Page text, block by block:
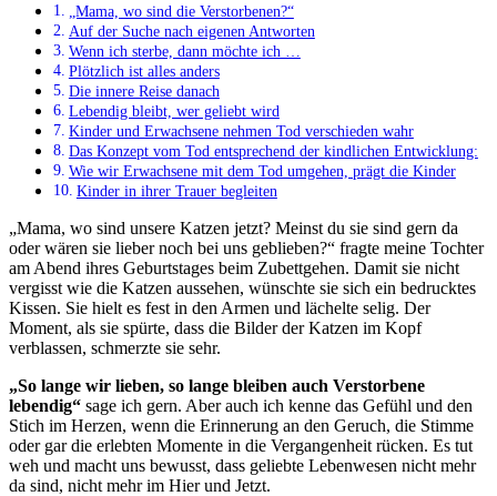
„Mama, wo sind die Verstorbenen?“
Auf der Suche nach eigenen Antworten
Wenn ich sterbe, dann möchte ich …
Plötzlich ist alles anders
Die innere Reise danach
Lebendig bleibt, wer geliebt wird
Kinder und Erwachsene nehmen Tod verschieden wahr
Das Konzept vom Tod entsprechend der kindlichen Entwicklung:
Wie wir Erwachsene mit dem Tod umgehen, prägt die Kinder
Kinder in ihrer Trauer begleiten
„Mama, wo sind unsere Katzen jetzt? Meinst du sie sind gern da
oder wären sie lieber noch bei uns geblieben?“ fragte meine Tochter
am Abend ihres Geburtstages beim Zubettgehen. Damit sie nicht
vergisst wie die Katzen aussehen, wünschte sie sich ein bedrucktes
Kissen. Sie hielt es fest in den Armen und lächelte selig. Der
Moment, als sie spürte, dass die Bilder der Katzen im Kopf
verblassen, schmerzte sie sehr.
„So lange wir lieben, so lange bleiben auch Verstorbene
lebendig“ sage ich gern. Aber auch ich kenne das Gefühl und den
Stich im Herzen, wenn die Erinnerung an den Geruch, die Stimme
oder gar die erlebten Momente in die Vergangenheit rücken. Es tut
weh und macht uns bewusst, dass geliebte Lebenwesen nicht mehr
da sind, nicht mehr im Hier und Jetzt.